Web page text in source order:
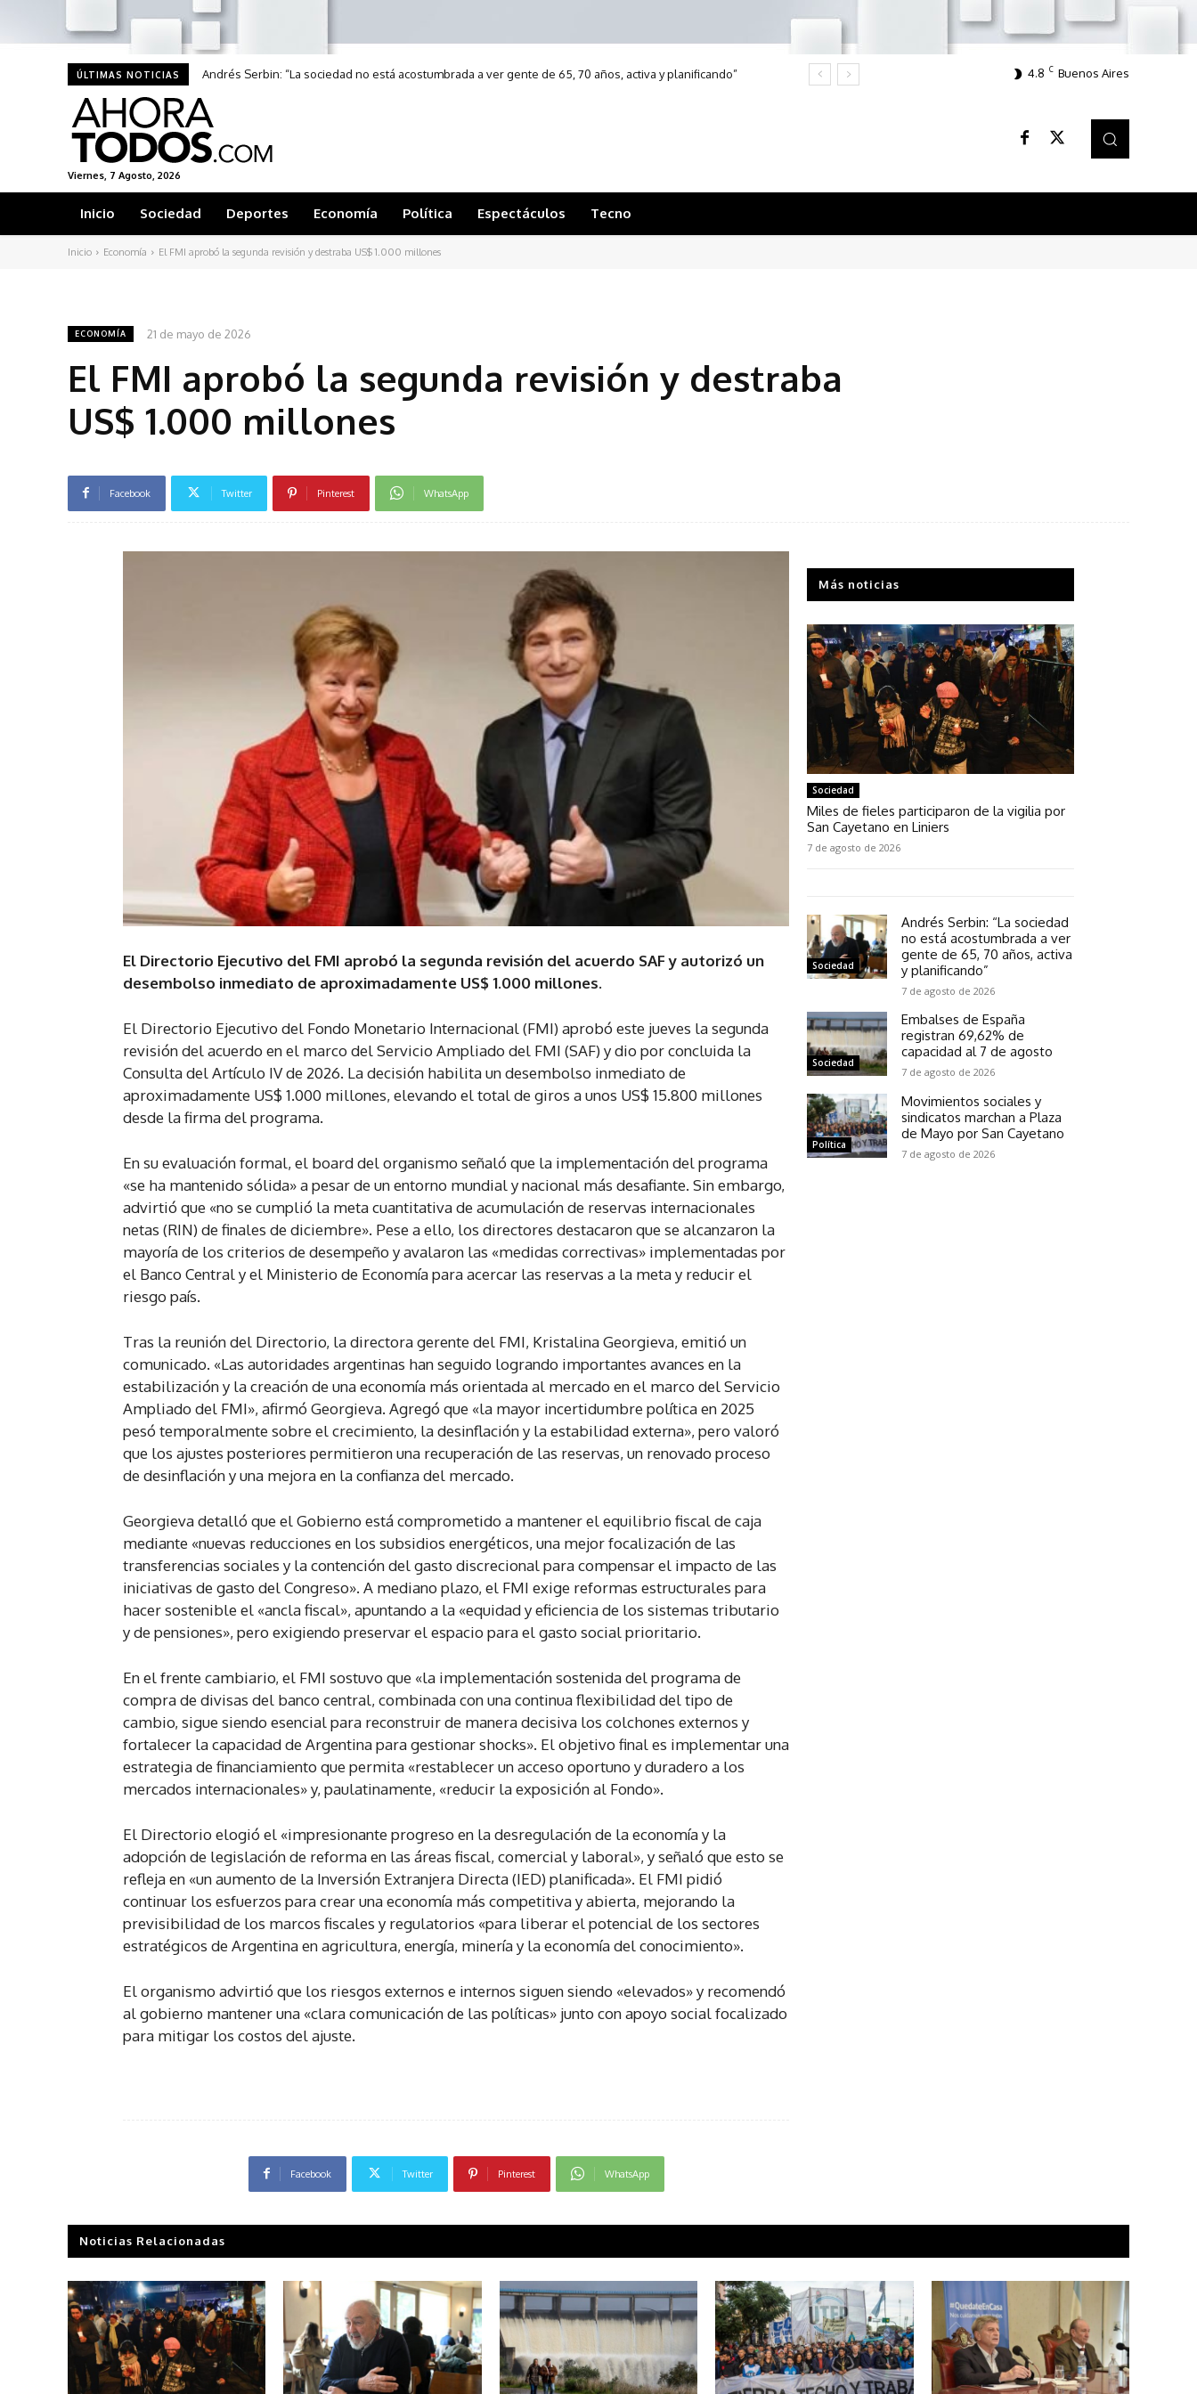
ÚLTIMAS NOTICIAS Andrés Serbin: “La sociedad no está acostumbrada a ver gente de 65, 70 años, activa y planificando” 4.8 C Buenos Aires
Viernes, 7 Agosto, 2026
Inicio Sociedad Deportes Economía Política Espectáculos Tecno
Inicio Economía El FMI aprobó la segunda revisión y destraba US$ 1.000 millones
ECONOMÍA 21 de mayo de 2026
El FMI aprobó la segunda revisión y destraba
US$ 1.000 millones
Facebook Twitter Pinterest WhatsApp
El Directorio Ejecutivo del FMI aprobó la segunda revisión del acuerdo SAF y autorizó un
desembolso inmediato de aproximadamente US$ 1.000 millones.
El Directorio Ejecutivo del Fondo Monetario Internacional (FMI) aprobó este jueves la segunda
revisión del acuerdo en el marco del Servicio Ampliado del FMI (SAF) y dio por concluida la
Consulta del Artículo IV de 2026. La decisión habilita un desembolso inmediato de
aproximadamente US$ 1.000 millones, elevando el total de giros a unos US$ 15.800 millones
desde la firma del programa.
En su evaluación formal, el board del organismo señaló que la implementación del programa
«se ha mantenido sólida» a pesar de un entorno mundial y nacional más desafiante. Sin embargo,
advirtió que «no se cumplió la meta cuantitativa de acumulación de reservas internacionales
netas (RIN) de finales de diciembre». Pese a ello, los directores destacaron que se alcanzaron la
mayoría de los criterios de desempeño y avalaron las «medidas correctivas» implementadas por
el Banco Central y el Ministerio de Economía para acercar las reservas a la meta y reducir el
riesgo país.
Tras la reunión del Directorio, la directora gerente del FMI, Kristalina Georgieva, emitió un
comunicado. «Las autoridades argentinas han seguido logrando importantes avances en la
estabilización y la creación de una economía más orientada al mercado en el marco del Servicio
Ampliado del FMI», afirmó Georgieva. Agregó que «la mayor incertidumbre política en 2025
pesó temporalmente sobre el crecimiento, la desinflación y la estabilidad externa», pero valoró
que los ajustes posteriores permitieron una recuperación de las reservas, un renovado proceso
de desinflación y una mejora en la confianza del mercado.
Georgieva detalló que el Gobierno está comprometido a mantener el equilibrio fiscal de caja
mediante «nuevas reducciones en los subsidios energéticos, una mejor focalización de las
transferencias sociales y la contención del gasto discrecional para compensar el impacto de las
iniciativas de gasto del Congreso». A mediano plazo, el FMI exige reformas estructurales para
hacer sostenible el «ancla fiscal», apuntando a la «equidad y eficiencia de los sistemas tributario
y de pensiones», pero exigiendo preservar el espacio para el gasto social prioritario.
En el frente cambiario, el FMI sostuvo que «la implementación sostenida del programa de
compra de divisas del banco central, combinada con una continua flexibilidad del tipo de
cambio, sigue siendo esencial para reconstruir de manera decisiva los colchones externos y
fortalecer la capacidad de Argentina para gestionar shocks». El objetivo final es implementar una
estrategia de financiamiento que permita «restablecer un acceso oportuno y duradero a los
mercados internacionales» y, paulatinamente, «reducir la exposición al Fondo».
El Directorio elogió el «impresionante progreso en la desregulación de la economía y la
adopción de legislación de reforma en las áreas fiscal, comercial y laboral», y señaló que esto se
refleja en «un aumento de la Inversión Extranjera Directa (IED) planificada». El FMI pidió
continuar los esfuerzos para crear una economía más competitiva y abierta, mejorando la
previsibilidad de los marcos fiscales y regulatorios «para liberar el potencial de los sectores
estratégicos de Argentina en agricultura, energía, minería y la economía del conocimiento».
El organismo advirtió que los riesgos externos e internos siguen siendo «elevados» y recomendó
al gobierno mantener una «clara comunicación de las políticas» junto con apoyo social focalizado
para mitigar los costos del ajuste.
Facebook Twitter Pinterest WhatsApp
Más noticias
Sociedad
Miles de fieles participaron de la vigilia por
San Cayetano en Liniers
7 de agosto de 2026
Sociedad
Andrés Serbin: “La sociedad
no está acostumbrada a ver
gente de 65, 70 años, activa
y planificando”
7 de agosto de 2026
Sociedad
Embalses de España
registran 69,62% de
capacidad al 7 de agosto
7 de agosto de 2026
Política
Movimientos sociales y
sindicatos marchan a Plaza
de Mayo por San Cayetano
7 de agosto de 2026
Noticias Relacionadas